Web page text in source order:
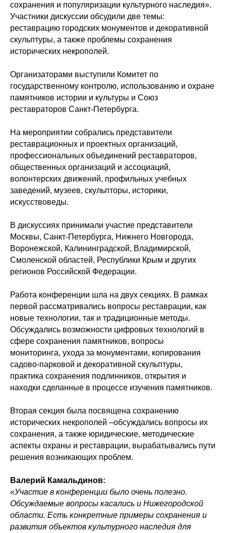
сохранения и популяризации культурного наследия».
Участники дискуссии обсудили две темы:
реставрацию городских монументов и декоративной
скульптуры, а также проблемы сохранения
исторических некрополей.
Организаторами выступили Комитет по
государственному контролю, использованию и охране
памятников истории и культуры и Союз
реставраторов Санкт-Петербурга.
На мероприятии собрались представители
реставрационных и проектных организаций,
профессиональных объединений реставраторов,
общественных организаций и ассоциаций,
волонтерских движений, профильных учебных
заведений, музеев, скульпторы, историки,
искусствоведы.
В дискуссиях принимали участие представители
Москвы, Санкт-Петербурга, Нижнего Новгорода,
Воронежской, Калининградской, Владимирской,
Смоленской областей, Республики Крым и других
регионов Российской Федерации.
Работа конференции шла на двух секциях. В рамках
первой рассматривались вопросы реставрации, как
новые технологии, так и традиционные методы.
Обсуждались возможности цифровых технологий в
сфере сохранения памятников, вопросы
мониторинга, ухода за монументами, копирования
садово-парковой и декоративной скульптуры,
практика сохранения подлинников, открытия и
находки сделанные в процессе изучения памятников.
Вторая секция была посвящена сохранению
исторических некрополей –обсуждались вопросы их
сохранения, а также юридические, методические
аспекты охраны и реставрации, вырабатывались пути
решения возникающих проблем.
Валерий Камальдинов:
«Участие в конференции было очень полезно.
Обсуждаемые вопросы касались и Нижегородской
области. Есть конкретные примеры сохранения и
развития объектов культурного наследия для